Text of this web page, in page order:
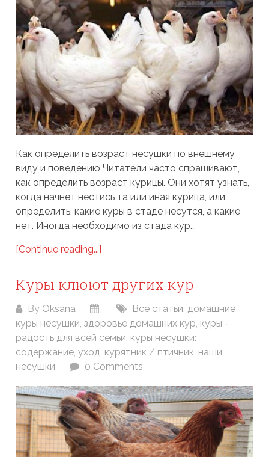
Как определить возраст несушки по внешнему
виду и поведению Читатели часто спрашивают,
как определить возраст курицы. Они хотят узнать,
когда начнет нестись та или иная курица, или
определить, какие куры в стаде несутся, а какие
нет. Иногда необходимо из стада кур...
[Continue reading...]
Куры клюют других кур
By Oksana Все статьи домашние
куры несушки ,здоровье домашних кур куры -
радость для всей семьи куры несушки:
содержание, уход курятник / птичник наши
несушки
0 Comments